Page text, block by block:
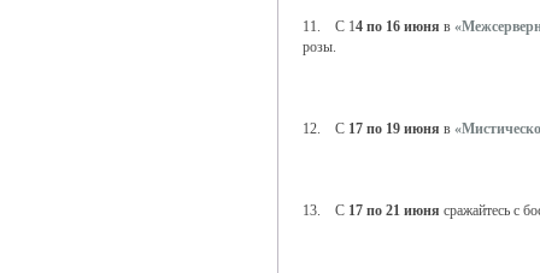
11. С 14 по 16 июня в
розы.
12. С 17 по 19 июня в
13. С 17 по 21 июня сражайтесь с